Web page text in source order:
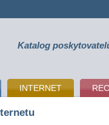
Katalog
INTERNET